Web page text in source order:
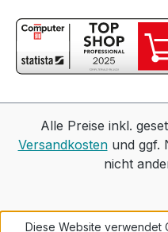
Alle Preise inkl.
Versandkostenund ggf.
nicht
Diese Website verwendet